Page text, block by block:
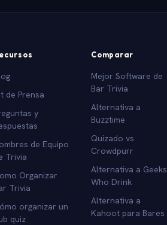
de Prensa
y
de Equipo
Trivia
Organizar
Trivia
organizar un
quiz
Comparar
Mejor Software de
Bar Trivia
Alternativa a
Buzztime
Quizado vs
Crowdpurr
Alternativa a Geeks
Who Drink
Alternativa a
Kahoot para Bares